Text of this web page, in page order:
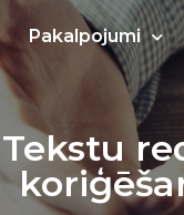
Pakalpojumi
Tekstu